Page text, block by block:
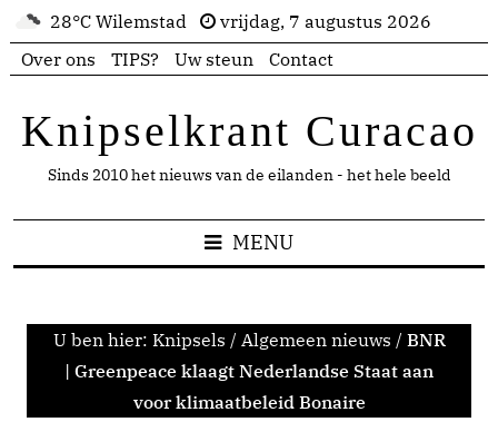
28°C Wilemstad
vrijdag, 7 augustus 2026
Over ons
TIPS? Uw steun Contact
Knipselkrant Curacao
Sinds 2010 het nieuws van de eilanden - het hele beeld
MENU
U ben hier: Knipsels / Algemeen nieuws / BNR
| Greenpeace klaagt Nederlandse Staat aan
voor klimaatbeleid Bonaire